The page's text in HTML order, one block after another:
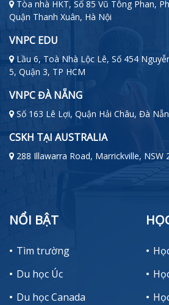
Tòa nhà HKT, Số 85 Vũ Tông Phan,
Quận Thanh Xuân, Hà Nội
VNPC EDU
Lầu 6, Toà Nhà Lộc Lê, Số 454
5, Quận 3, TP HCM
VNPC ĐÀ NẴNG
Số 163 Lê Lợi, Quận Hải Châu, Đà
CSKH TẠI AUSTRALIA
288 Illawarra Road, Marrickville, NSW
NỔI BẬT
Tìm trường
Du học Úc
Du học Canada